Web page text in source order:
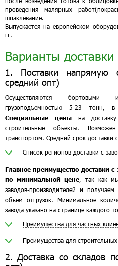
проведения малярных
шпаклевание.
Выпускается на европейском
гг.
Варианты доставки
1. Поставки напрямую
средний опт)
Осуществляются
грузоподъемностью 5-23 тонн,
Специальные цены на
строительные объекты.
транспортом. Средний срок доставки
Список регионов доставки с
Главное преимущество доставки
по минимальной цене, так как
заводов-производителей и
объём отгрузок. Минимальное
завода указано на странице каждого
Преимущества для частных
Преимущества для
2. Доставка со складов